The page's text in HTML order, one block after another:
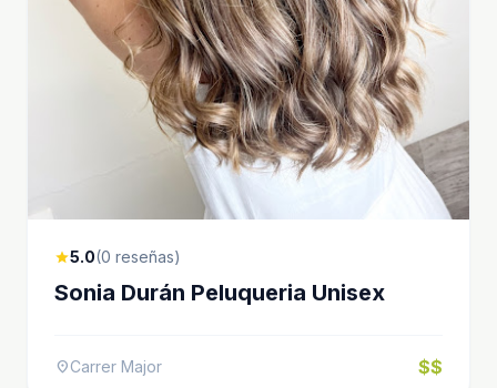
star5.0(0 reseñas)
Sonia Durán Peluqueria Unisex
location_onCarrer Major $$